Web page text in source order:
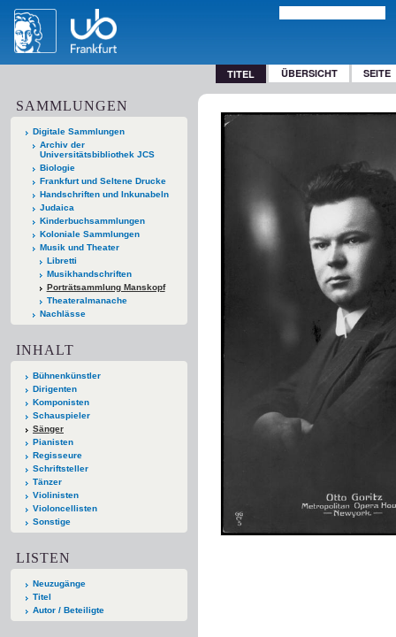
TITEL ÜBERSICHT SEITE
SAMMLUNGEN
Digitale Sammlungen
Archiv der
Universitätsbibliothek JCS
Biologie
Frankfurt und Seltene Drucke
Handschriften und Inkunabeln
Judaica
Kinderbuchsammlungen
Koloniale Sammlungen
Musik und Theater
Libretti
Musikhandschriften
Porträtsammlung Manskopf
Theateralmanache
Nachlässe
INHALT
Bühnenkünstler
Dirigenten
Komponisten
Schauspieler
Sänger
Pianisten
Regisseure
Schriftsteller
Tänzer
Violinisten
Violoncellisten
Sonstige
LISTEN
Neuzugänge
Titel
Autor / Beteiligte